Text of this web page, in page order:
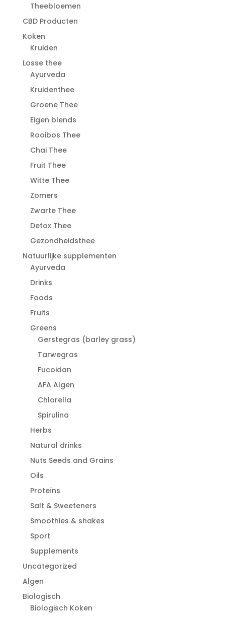
Theebloemen
CBD Producten
Koken
Kruiden
Losse thee
Ayurveda
Kruidenthee
Groene Thee
Eigen blends
Rooibos Thee
Chai Thee
Fruit Thee
Witte Thee
Zomers
Zwarte Thee
Detox Thee
Gezondheidsthee
Natuurlijke supplementen
Ayurveda
Drinks
Foods
Fruits
Greens
Gerstegras (barley grass)
Tarwegras
Fucoidan
AFA Algen
Chlorella
Spirulina
Herbs
Natural drinks
Nuts Seeds and Grains
Oils
Proteïns
Salt & Sweeteners
Smoothies & shakes
Sport
Supplements
Uncategorized
Algen
Biologisch
Biologisch Koken